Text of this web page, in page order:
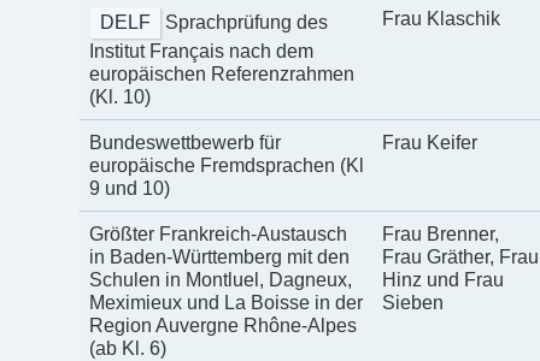
DELF
Sprachprüfung des
Institut Français nach dem
europäischen Referenzrahmen
(Kl. 10)
Frau Klaschik
Bundeswettbewerb für
europäische Fremdsprachen (Kl
9 und 10)
Frau Keifer
Größter Frankreich-Austausch
in Baden-Württemberg mit den
Schulen in Montluel, Dagneux,
Meximieux und La Boisse in der
Region Auvergne Rhône-Alpes
(ab Kl. 6)
Frau Brenner,
Frau Gräther, Frau
Hinz und Frau
Sieben